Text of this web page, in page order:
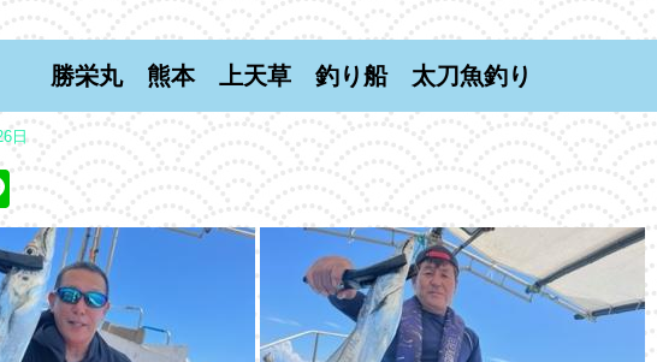
勝栄丸 熊本 上天草 釣り船 太刀魚釣り
日
Line